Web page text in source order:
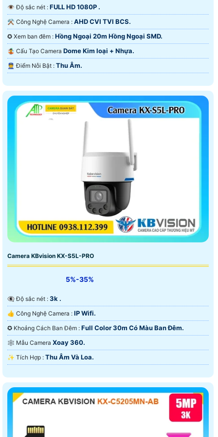
👁 Độ sắc nét : FULL HD 1080P .
⚒ Công Nghệ Camera : AHD CVI TVI BCS.
✪ Xem ban đêm : Hồng Ngoại 20m Hồng Ngoại SMD.
🤹 Cấu Tạo Camera Dome Kim loại + Nhựa.
️👮 Điểm Nỗi Bật : Thu Âm.
Camera KBvision KX-S5L-PRO
5%-35%
👁️‍🗨 Độ sắc nét : 3k .
👍 Công Nghệ Camera : IP Wifi.
✪ Khoảng Cách Ban Đêm : Full Color 30m Có Màu Ban Ðêm.
🕸️ Mẫu Camera Xoay 360.
️✨ Tích Hợp : Thu Âm Và Loa.